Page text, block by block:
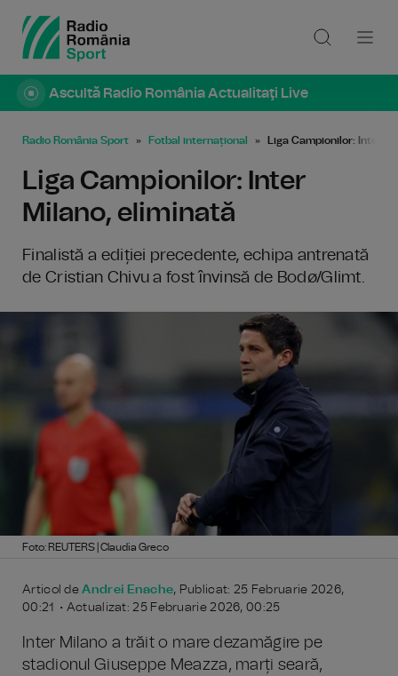
Ascultă Radio România Actualitaţi Live
Radio România Sport Fotbal internațional Liga Campionilor: Inter
Liga Campionilor: Inter
Milano, eliminată
Finalistă a ediției precedente, echipa antrenată
de Cristian Chivu a fost învinsă de Bodø/Glimt.
Foto: REUTERS | Claudia Greco
Articol deAndrei Enache, Publicat: 25 Februarie 2026,
00:21 • Actualizat: 25 Februarie 2026, 00:25
Inter Milano a trăit o mare dezamăgire pe
stadionul Giuseppe Meazza, marți seară,